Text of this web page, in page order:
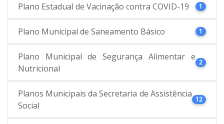
Plano Estadual de Vacinação contra COVID-19 1
Plano Municipal de Saneamento Básico 1
Plano Municipal de Segurança Alimentar e
Nutricional
2
Planos Municipais da Secretaria de Assistência
Social
12